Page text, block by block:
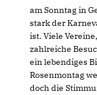
am Sonntag in
stark der
ist. Viele
zahlreiche
ein lebendiges
Rosenmontag
doch die